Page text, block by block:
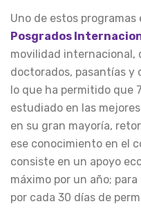
Uno de estos programas
Posgrados
movilidad internacional,
doctorados, pasantías y
lo que ha permitido que
estudiado en las
en su gran mayoría,
ese conocimiento en el
consiste en un apoyo
máximo por un año;
por cada 30 días de